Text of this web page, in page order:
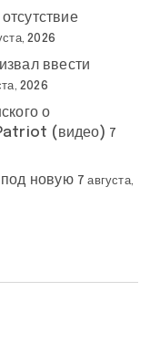
2026
ввести
2026
о
Patriot (видео) 7
под новую 7 августа,